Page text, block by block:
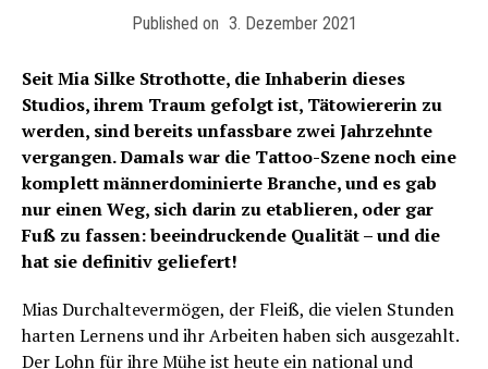
Published on 3. Dezember 2021
Seit Mia Silke Strothotte, die Inhaberin dieses
Studios, ihrem Traum gefolgt ist, Tätowiererin zu
werden, sind bereits unfassbare zwei Jahrzehnte
vergangen. Damals war die Tattoo-Szene noch eine
komplett männerdominierte Branche, und es gab
nur einen Weg, sich darin zu etablieren, oder gar
Fuß zu fassen: beeindruckende Qualität – und die
hat sie definitiv geliefert!
Mias Durchaltevermögen, der Fleiß, die vielen Stunden
harten Lernens und ihr Arbeiten haben sich ausgezahlt.
Der Lohn für ihre Mühe ist heute ein national und